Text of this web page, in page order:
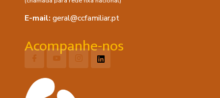
Acompanhe-nos
E-mail: geral@ccfamiliar.pt